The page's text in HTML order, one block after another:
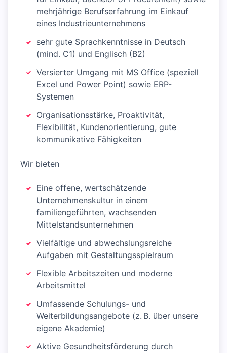
mehrjährige Berufserfahrung im Einkauf
eines Industrieunternehmens
sehr gute Sprachkenntnisse in Deutsch
(mind. C1) und Englisch (B2)
Versierter Umgang mit MS Office (speziell
Excel und Power Point) sowie ERP-
Systemen
Organisationsstärke, Proaktivität,
Flexibilität, Kundenorientierung, gute
kommunikative Fähigkeiten
Wir bieten
Eine offene, wertschätzende
Unternehmenskultur in einem
familiengeführten, wachsenden
Mittelstandsunternehmen
Vielfältige und abwechslungsreiche
Aufgaben mit Gestaltungsspielraum
Flexible Arbeitszeiten und moderne
Arbeitsmittel
Umfassende Schulungs- und
Weiterbildungsangebote (z. B. über unsere
eigene Akademie)
Aktive Gesundheitsförderung durch